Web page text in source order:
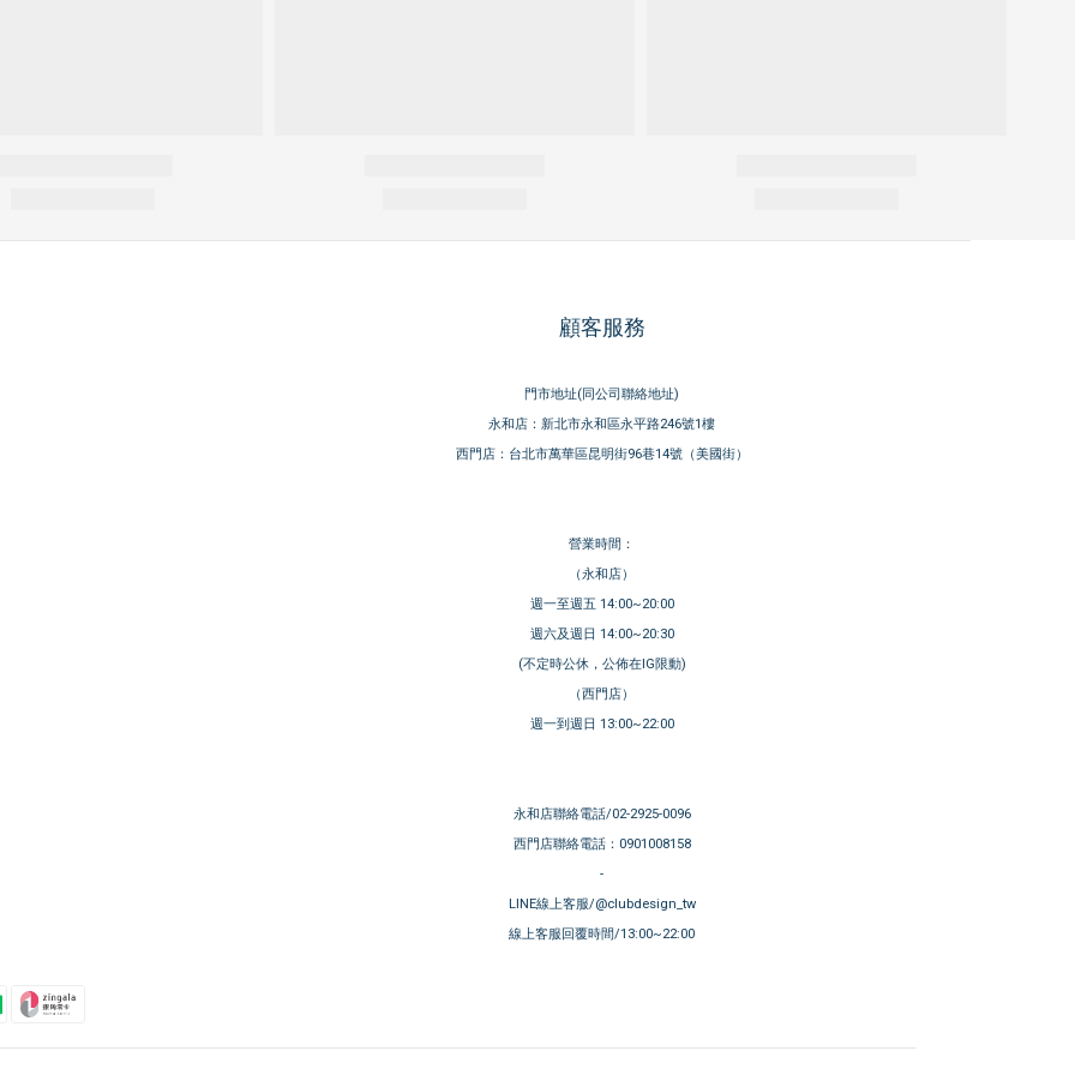
顧客服務
門市地址(同公司聯絡地址)
永和店：新北市永和區永平路246號1樓
西門店：台北市萬華區昆明街96巷14號（美國街）
營業時間：
（永和店）
週一至週五 14:00~20:00
週六及週日 14:00~20:30
(不定時公休，公佈在IG限動)
（西門店）
週一到週日 13:00~22:00
永和店聯絡電話/02-2925-0096
西門店聯絡電話：0901008158
-
LINE線上客服/@clubdesign_tw
線上客服回覆時間/13:00~22:00